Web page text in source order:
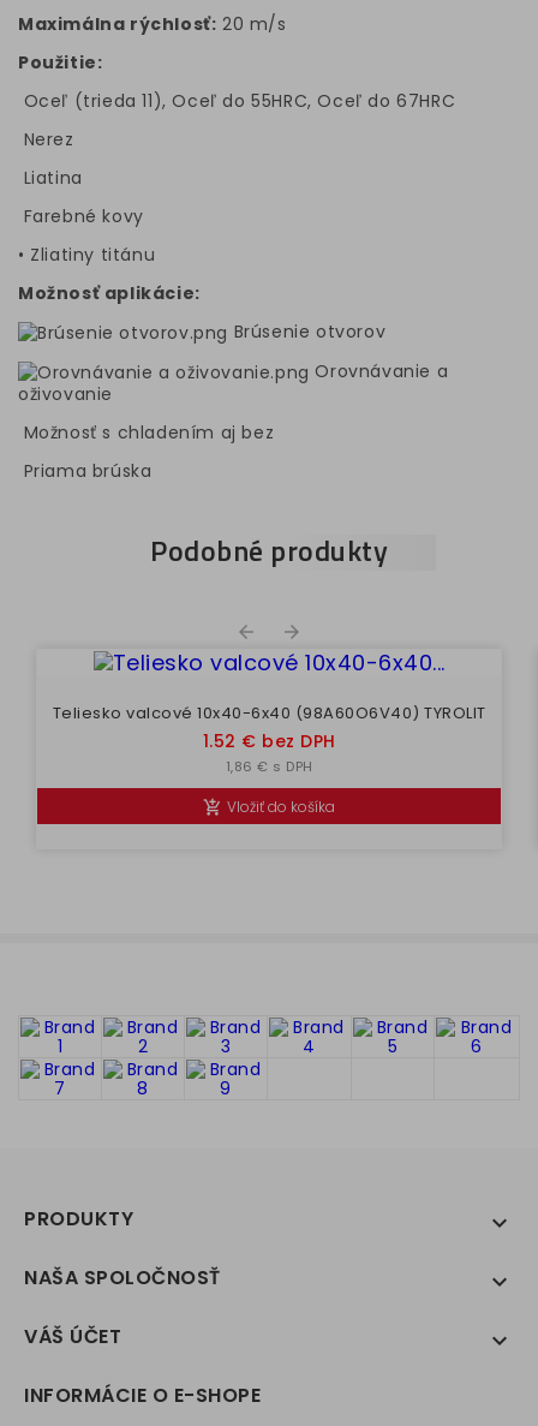
Maximálna rýchlosť: 20 m/s
Použitie:
Oceľ (trieda 11), Oceľ do 55HRC, Oceľ do 67HRC
Nerez
Liatina
Farebné kovy
• Zliatiny titánu
Možnosť aplikácie:
Brúsenie otvorov
Orovnávanie a
oživovanie
Možnosť s chladením aj bez
Priama brúska
Podobné produkty
 
Teliesko valcové 10x40-6x40 (98A60O6V40) TYROLIT
Cena
1.52 € bez DPH
1,86 € s DPH
 Vložiť do košíka
PRODUKTY 
NAŠA SPOLOČNOSŤ 
VÁŠ ÚČET 
INFORMÁCIE O E-SHOPE